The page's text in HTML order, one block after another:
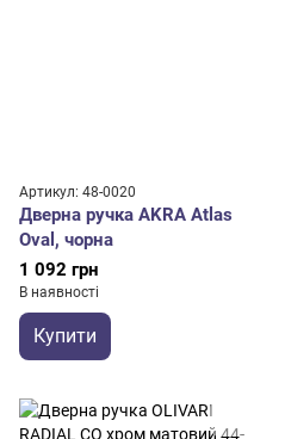
Артикул: 48-0020
Дверна ручка AKRA Atlas
Oval, чорна
1 092 грн
В наявності
Купити